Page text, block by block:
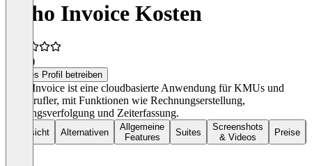
Zoho Invoice Kosten
(1)
Dieses Profil betreiben
Zoho Invoice ist eine cloudbasierte Anwendung für KMUs und
Freiberufler, mit Funktionen wie Rechnungserstellung,
Zahlungsverfolgung und Zeiterfassung.
Übersicht Alternativen
Allgemeine
Features
Suites
Screenshots
& Videos
Preise